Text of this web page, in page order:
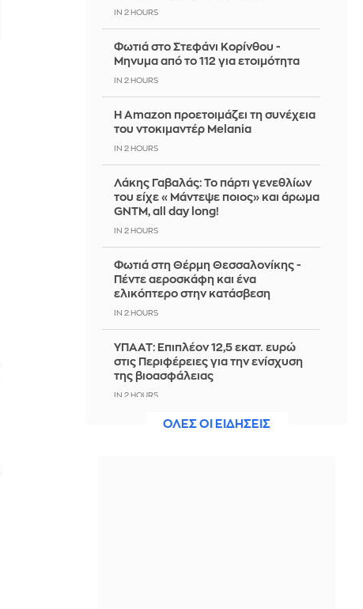
IN 2 HOURS
Φωτιά στο Στεφάνι Κορίνθου -
Μηνυμα από το 112 για ετοιμότητα
IN 2 HOURS
Η Amazon προετοιμάζει τη συνέχεια
του ντοκιμαντέρ Melania
IN 2 HOURS
Λάκης Γαβαλάς: Το πάρτι γενεθλίων
του είχε «Μάντεψε ποιος» και άρωμα
GNTM, all day long!
IN 2 HOURS
Φωτιά στη Θέρμη Θεσσαλονίκης -
Πέντε αεροσκάφη και ένα
ελικόπτερο στην κατάσβεση
IN 2 HOURS
ΥΠΑΑΤ: Επιπλέον 12,5 εκατ. ευρώ
στις Περιφέρειες για την ενίσχυση
της βιοασφάλειας
IN 2 HOURS
Υεμένη: Νέα φονική επίθεση των
ΟΛΕΣ ΟΙ ΕΙΔΗΣΕΙΣ